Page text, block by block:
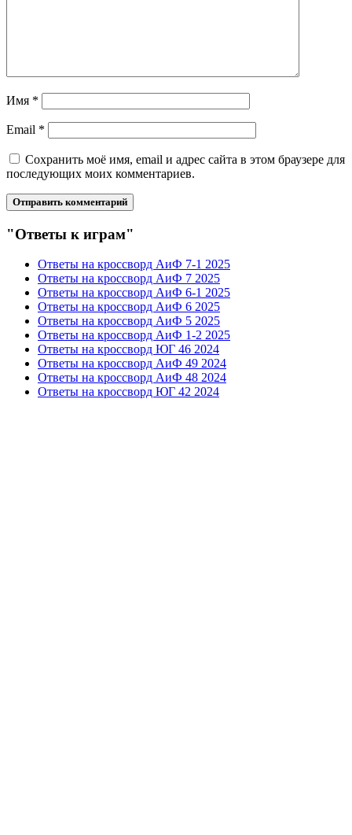
Имя *
Email *
Сохранить моё имя, email и адрес сайта в этом браузере для
последующих моих комментариев.
"Ответы к играм"
Ответы на кроссворд АиФ 7-1 2025
Ответы на кроссворд АиФ 7 2025
Ответы на кроссворд АиФ 6-1 2025
Ответы на кроссворд АиФ 6 2025
Ответы на кроссворд АиФ 5 2025
Ответы на кроссворд АиФ 1-2 2025
Ответы на кроссворд ЮГ 46 2024
Ответы на кроссворд АиФ 49 2024
Ответы на кроссворд АиФ 48 2024
Ответы на кроссворд ЮГ 42 2024